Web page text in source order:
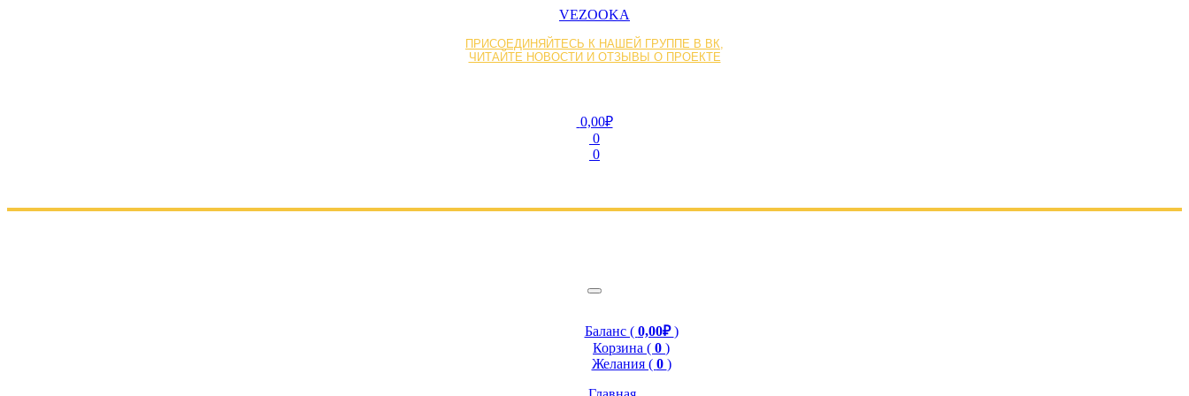
VEZOOKA
ПРИСОЕДИНЯЙТЕСЬ К НАШЕЙ ГРУППЕ В ВК,
ЧИТАЙТЕ НОВОСТИ И ОТЗЫВЫ О ПРОЕКТЕ
0,00₽
0
0
Баланс ( 0,00₽)
Корзина ( 0 )
Желания ( 0 )